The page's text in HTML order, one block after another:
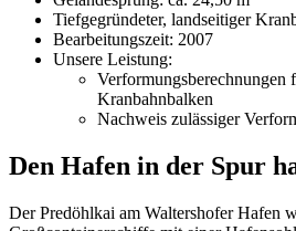
Tiefgegründeter, landseitiger
Bearbeitungszeit: 2007
Unsere Leistung:
Verformungsberechnungen
Kranbahnbalken
Nachweis zulässiger
Den Hafen in der Spur
Der Predöhlkai am Waltershofer Hafen